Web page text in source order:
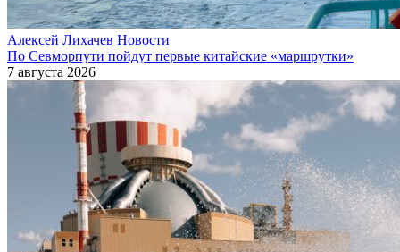
Алексей Лихачев Новости
По Севморпути пойдут первые китайские «маршрутки»
7 августа 2026